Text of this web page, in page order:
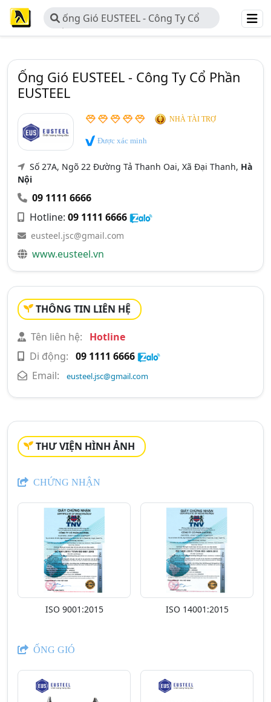
ống Gió EUSTEEL - Công Ty Cổ
Phần EUSTEEL
Ống Gió EUSTEEL - Công Ty Cổ Phần
EUSTEEL
NHÀ TÀI TRỢ
Được xác minh
Số 27A, Ngõ 22 Đường Tả Thanh Oai, Xã Đại Thanh, Hà
Nội
09 1111 6666
Hotline: 09 1111 6666
eusteel.jsc@gmail.com
www.eusteel.vn
THÔNG TIN LIÊN HỆ
Tên liên hệ:
Hotline
Di động: 09 1111 6666
Email:
eusteel.jsc@gmail.com
THƯ VIỆN HÌNH ẢNH
CHỨNG NHẬN
ISO 9001:2015 ISO 14001:2015
ỐNG GIÓ